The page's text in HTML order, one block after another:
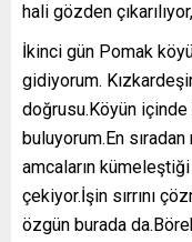
hali gözden
İkinci gün Pomak
gidiyorum.
doğrusu.Köyün
buluyorum.En
amcaların
çekiyor.İşin sırrını
özgün burada